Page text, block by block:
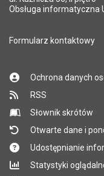
Pole wymagane
Obsługa informatyczna
Formularz kontaktowy
Ochrona danych
RSS
Słownik skrótów
Otwarte dane i
Udostępnianie
Statystyki